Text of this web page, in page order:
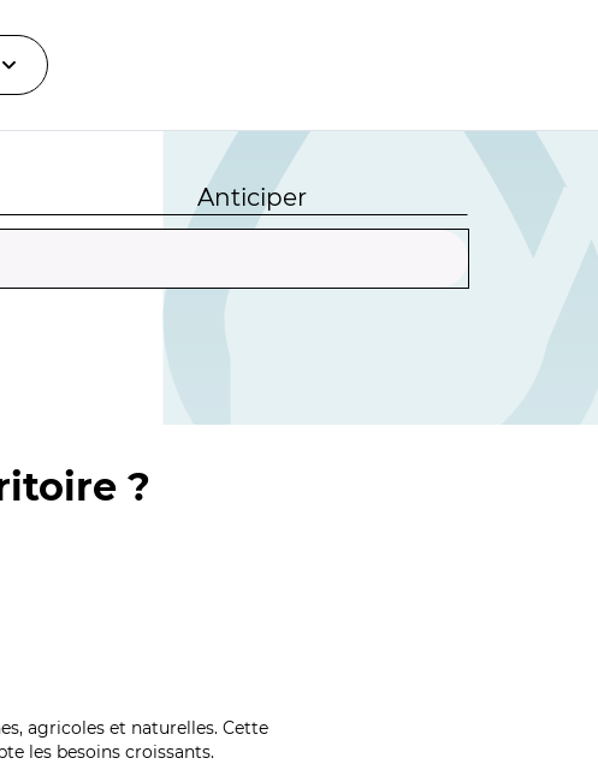
Anticiper
?
agricoles et naturelles. Cette
les besoins croissants.